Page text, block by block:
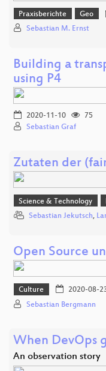
Praxisberichte Geo
Sebastian M. Ernst
Building a
using P4
2020-11-10
75
Sebastian Graf
Zutaten der
Science & Technology
Sebastian Jekutsch,
Open Source
Culture 2020-08-
Sebastian Bergmann
When DevOps
An observation story